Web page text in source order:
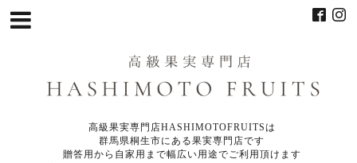
高級果実専門店HASHIMOTOFRUITSは
群馬県桐生市にある果実専門店です
贈答用から自家用まで幅広い用途でご利用頂けます